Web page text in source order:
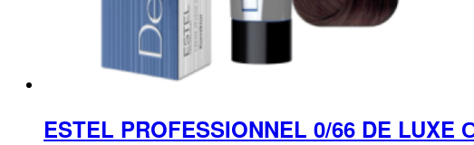
ESTEL PROFESSIONNEL 0/66 DE